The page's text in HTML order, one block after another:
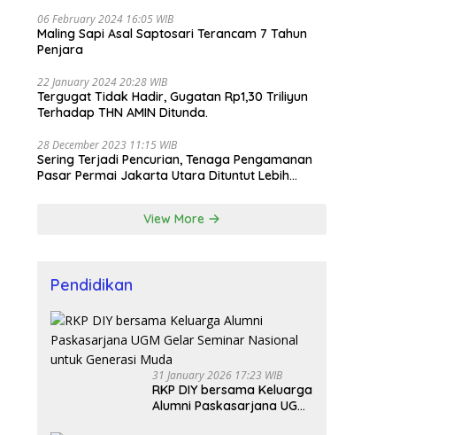
06 February 2024 16:05 WIB
Maling Sapi Asal Saptosari Terancam 7 Tahun
Penjara
22 January 2024 20:28 WIB
Tergugat Tidak Hadir, Gugatan Rp1,30 Triliyun
Terhadap THN AMIN Ditunda.
28 December 2023 11:15 WIB
Sering Terjadi Pencurian, Tenaga Pengamanan
Pasar Permai Jakarta Utara Dituntut Lebih
View More
Pendidikan
31 January 2026 17:23 WIB
RKP DIY bersama Keluarga
Alumni Paskasarjana UGM